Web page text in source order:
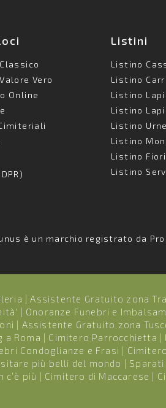
Vero
Online
Listini
Listino
Listino Carri
Listino
Listino
Listino Urne
Listino
Listino Fiori
Listino
è un marchio registrato da
|Assistente Gratuito zona
| Onoranze Funebri e
| Assistente Gratuito zona
a Roma | Cimitero Parrocchietta |
Condoglianze e Frasi |
più belli del mondo |
c’è più | Cimitero di Maccarese |